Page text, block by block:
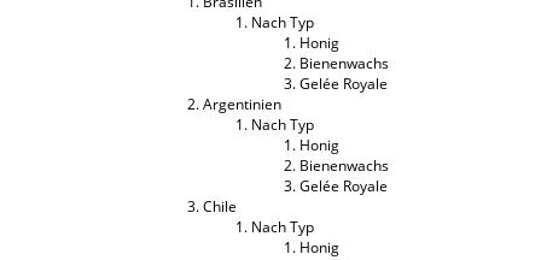
Nach Typ
Honig
Bienenwachs
Gelée Royale
Argentinien
Nach Typ
Honig
Bienenwachs
Gelée Royale
Chile
Nach Typ
Honig